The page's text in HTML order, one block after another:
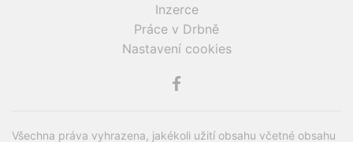
Inzerce
Práce v Drbně
Nastavení cookies
Všechna práva vyhrazena, jakékoli užití obsahu včetné obsahu